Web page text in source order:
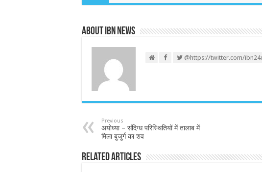
About IBN NEWS
@https://twitter.com/
Previous
अयोध्या – संदिग्ध परिस्थितियों में तालाब में
मिला बुजुर्ग का शव
Related Articles